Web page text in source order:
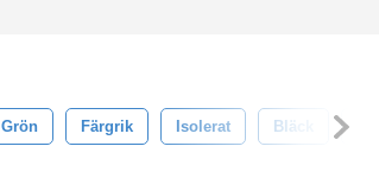
Grön Färgrik Isolerat Bläck